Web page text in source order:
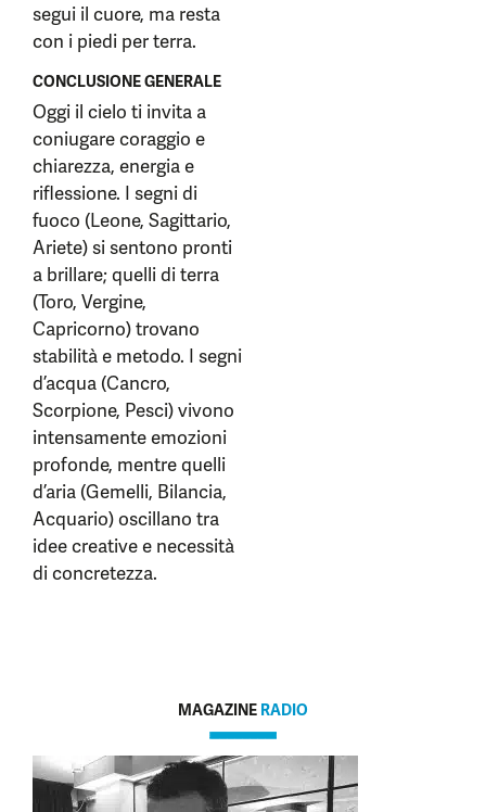
segui il cuore, ma resta
con i piedi per terra.
CONCLUSIONE GENERALE
Oggi il cielo ti invita a
coniugare coraggio e
chiarezza, energia e
riflessione. I segni di
fuoco (Leone, Sagittario,
Ariete) si sentono pronti
a brillare; quelli di terra
(Toro, Vergine,
Capricorno) trovano
stabilità e metodo. I segni
d’acqua (Cancro,
Scorpione, Pesci) vivono
intensamente emozioni
profonde, mentre quelli
d’aria (Gemelli, Bilancia,
Acquario) oscillano tra
idee creative e necessità
di concretezza.
MAGAZINE RADIO